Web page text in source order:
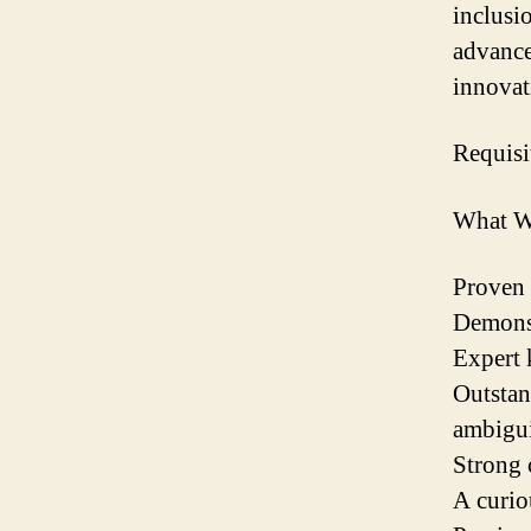
What
Expert
Strong
A